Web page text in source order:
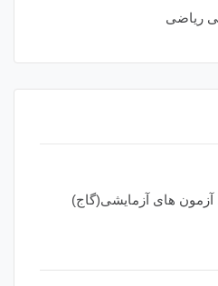
ریاضی
آزمون های آزمایشی(گاج)